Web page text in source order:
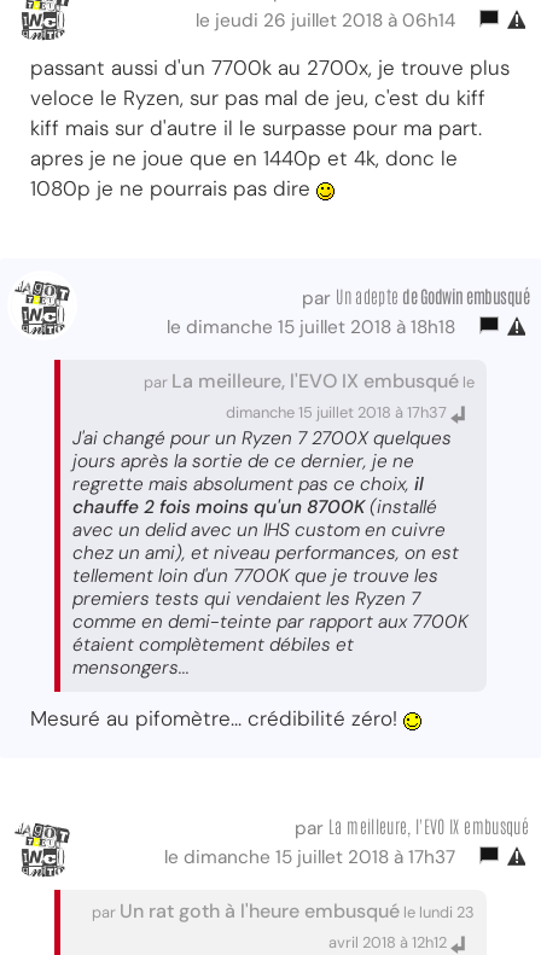
le jeudi 26 juillet 2018 à 06h14
passant aussi d'un 7700k au 2700x, je trouve plus
veloce le Ryzen, sur pas mal de jeu, c'est du kiff
kiff mais sur d'autre il le surpasse pour ma part.
apres je ne joue que en 1440p et 4k, donc le
1080p je ne pourrais pas dire
par Un adepte de Godwin embusqué
le dimanche 15 juillet 2018 à 18h18
par La meilleure, l'EVO IX embusqué le
dimanche 15 juillet 2018 à 17h37
J'ai changé pour un Ryzen 7 2700X quelques
jours après la sortie de ce dernier, je ne
regrette mais absolument pas ce choix, il
chauffe 2 fois moins qu'un 8700K(installé
avec un delid avec un IHS custom en cuivre
chez un ami), et niveau performances, on est
tellement loin d'un 7700K que je trouve les
premiers tests qui vendaient les Ryzen 7
comme en demi-teinte par rapport aux 7700K
étaient complètement débiles et
mensongers...
Mesuré au pifomètre... crédibilité zéro!
par La meilleure, l'EVO IX embusqué
le dimanche 15 juillet 2018 à 17h37
par Un rat goth à l'heure embusqué le lundi 23
avril 2018 à 12h12